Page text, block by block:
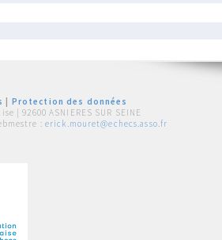
Protection des données
| 92600 ASNIERES SUR SEINE
: erick.mouret@echecs.asso.fr